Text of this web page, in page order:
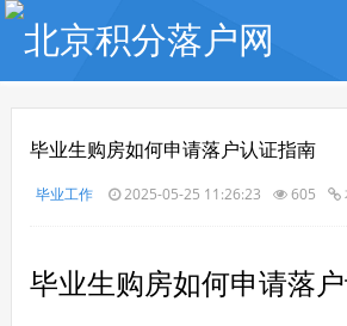
毕业生购房如何申请落户认证指南
毕业工作 2025-05-25 11:26:23 605
毕业生购房如何申请落